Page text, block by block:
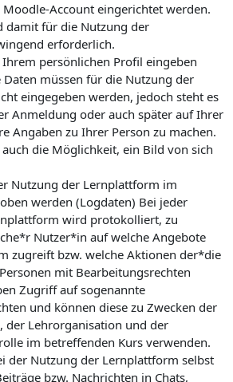
Account eingerichtet werden.
damit für die Nutzung der
erforderlich.
Ihrem persönlichen Profil eingeben
Daten müssen für die Nutzung der
eingegeben werden, jedoch steht es
Anmeldung oder auch später auf Ihrer
Angaben zu Ihrer Person zu machen.
auch die Möglichkeit, ein Bild von sich
Nutzung der Lernplattform im
werden (Logdaten) Bei jeder
wird protokolliert, zu
Nutzer*in auf welche Angebote
zugreift bzw. welche Aktionen der*die
mit Bearbeitungsrechten
Zugriff auf sogenannte
und können diese zu Zwecken der
der Lehrorganisation und der
im betreffenden Kurs verwenden.
der Nutzung der Lernplattform selbst
bzw. Nachrichten in Chats,